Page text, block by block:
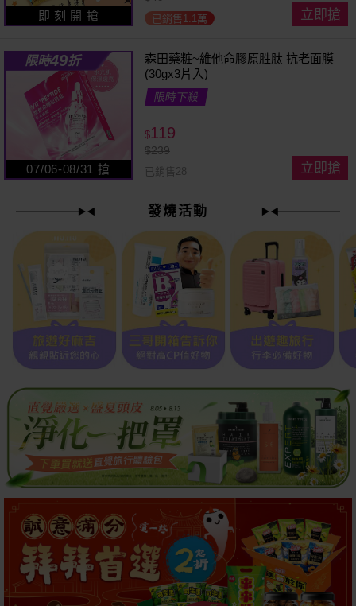
即 刻 開 搶 已銷售1.1萬 立即搶
限時49折
07/06-08/31 搶
森田藥粧~維他命膠原胜肽 抗老面膜
(30gx3片入)
限時下殺
$119
$239
已銷售28 立即搶
發燒活動